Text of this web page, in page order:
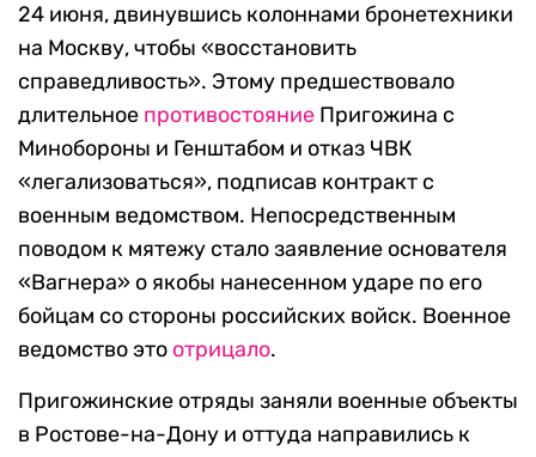
24 июня, двинувшись колоннами бронетехники
на Москву, чтобы «восстановить
справедливость». Этому предшествовало
длительное противостояние Пригожина с
Минобороны и Генштабом и отказ ЧВК
«легализоваться», подписав контракт с
военным ведомством. Непосредственным
поводом к мятежу стало заявление основателя
«Вагнера» о якобы нанесенном ударе по его
бойцам со стороны российских войск. Военное
ведомство это отрицало.
Пригожинские отряды заняли военные объекты
в Ростове-на-Дону и оттуда направились к